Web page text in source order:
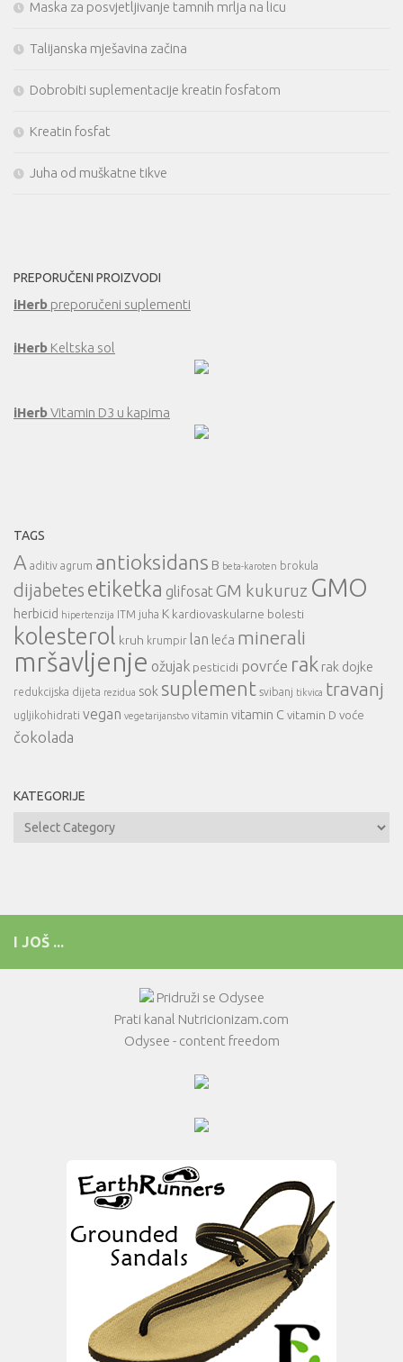
Maska za posvjetljivanje tamnih mrlja na licu
Talijanska mješavina začina
Dobrobiti suplementacije kreatin fosfatom
Kreatin fosfat
Juha od muškatne tikve
PREPORUČENI PROIZVODI
iHerb preporučeni suplementi
iHerb Keltska sol
iHerbVitamin D3 u kapima
TAGS
A aditiv agrum antioksidans B beta-karoten brokula
dijabetes etiketka glifosatGM kukuruz GMO
herbicid hipertenzija ITM juha K kardiovaskularne bolesti
kolesterol kruh krumpir lan leća minerali
mršavljenje ožujak pesticidi povrće rak rak dojke
redukcijska dijeta rezidua sok suplement svibanj tikvica travanj
ugljikohidrati vegan vegetarijanstvo vitamin vitamin C vitamin D voće
čokolada
KATEGORIJE
Kategorije
I JOŠ ...
Pridruži se Odysee
Prati kanal Nutricionizam.com
Odysee - content freedom